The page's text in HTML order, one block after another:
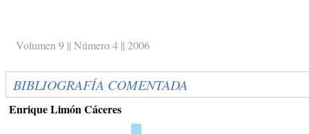
Volumen 9 || Número 4 || 2006
BIBLIOGRAFÍA COMENTADA
Enrique Limón Cáceres